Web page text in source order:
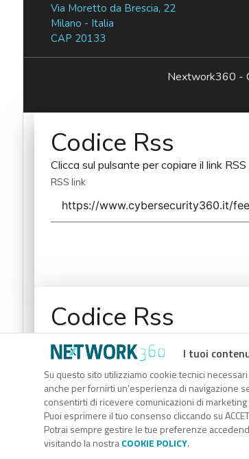
I tuoi
Su questo sito utilizziamo cookie tecnici
anche per fornirti un’esperienza di navigazione
consentirti di ricevere comunicazioni di
Puoi esprimere il tuo consenso cliccando su
Potrai sempre gestire le tue preferenze
visitando la nostraCOOKIE POLICY.
Via Moretto da Brescia, 22
Milano - Italia
CAP 20133
Nextwork360 -
Codice Rss
Clicca sul pulsante per copiare il link RSS
RSS link
Codice Rss
RSS link